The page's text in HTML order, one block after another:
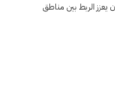
الربط بين مناطق